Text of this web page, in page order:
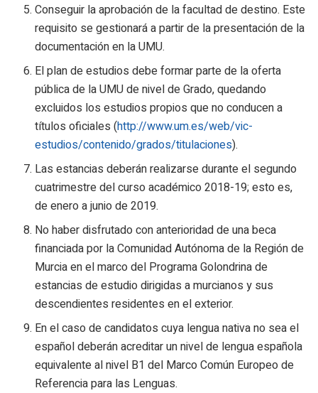
Conseguir la aprobación de la facultad de destino. Este
requisito se gestionará a partir de la presentación de la
documentación en la UMU.
El plan de estudios debe formar parte de la oferta
pública de la UMU de nivel de Grado, quedando
excluidos los estudios propios que no conducen a
títulos oficiales (http://www.um.es/web/vic-
estudios/contenido/grados/titulaciones).
Las estancias deberán realizarse durante el segundo
cuatrimestre del curso académico 2018-19; esto es,
de enero a junio de 2019.
No haber disfrutado con anterioridad de una beca
financiada por la Comunidad Autónoma de la Región de
Murcia en el marco del Programa Golondrina de
estancias de estudio dirigidas a murcianos y sus
descendientes residentes en el exterior.
En el caso de candidatos cuya lengua nativa no sea el
español deberán acreditar un nivel de lengua española
equivalente al nivel B1 del Marco Común Europeo de
Referencia para las Lenguas.